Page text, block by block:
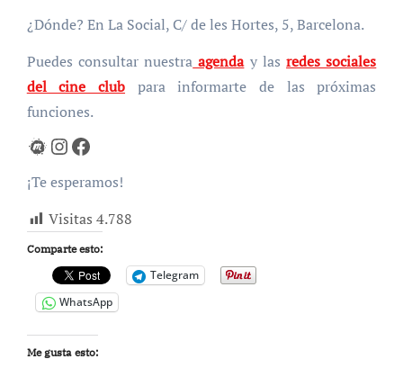
¿Dónde? En La Social, C/ de les Hortes, 5, Barcelona.
Puedes consultar nuestra agenday lasredes sociales
del cine club para informarte de las próximas
funciones.
Meetup
Instagram
Facebook
¡Te esperamos!
Visitas 4.788
Comparte esto:
Telegram
WhatsApp
Me gusta esto: